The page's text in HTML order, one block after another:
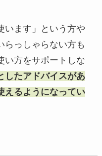
います」という方や
らっしゃらない方も
い方をサポートしな
したアドバイスがあ
えるようになってい